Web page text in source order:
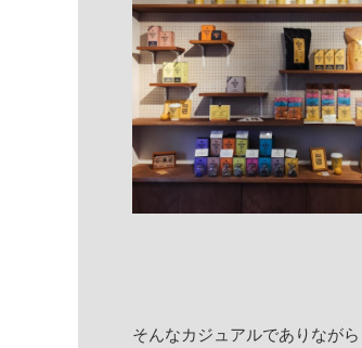
そんなカジュアルでありなが